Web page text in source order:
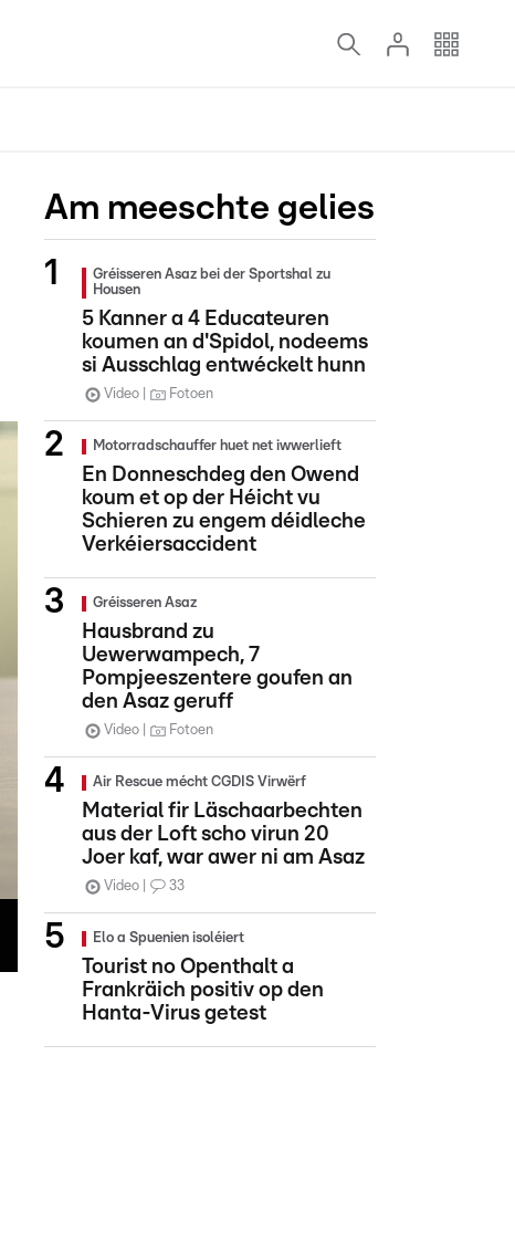
Am meeschte gelies
Gréisseren Asaz bei der Sportshal zu
Housen
5 Kanner a 4 Educateuren
koumen an d'Spidol, nodeems
si Ausschlag entwéckelt hunn
Video Fotoen
Motorradschauffer huet net iwwerlieft
En Donneschdeg den Owend
koum et op der Héicht vu
Schieren zu engem déidleche
Verkéiersaccident
Gréisseren Asaz
Hausbrand zu
Uewerwampech, 7
Pompjeeszentere goufen an
den Asaz geruff
Video Fotoen
Air Rescue mécht CGDIS Virwërf
Material fir Läschaarbechten
aus der Loft scho virun 20
Joer kaf, war awer ni am Asaz
Video 33
Elo a Spuenien isoléiert
Tourist no Openthalt a
Frankräich positiv op den
Hanta-Virus getest